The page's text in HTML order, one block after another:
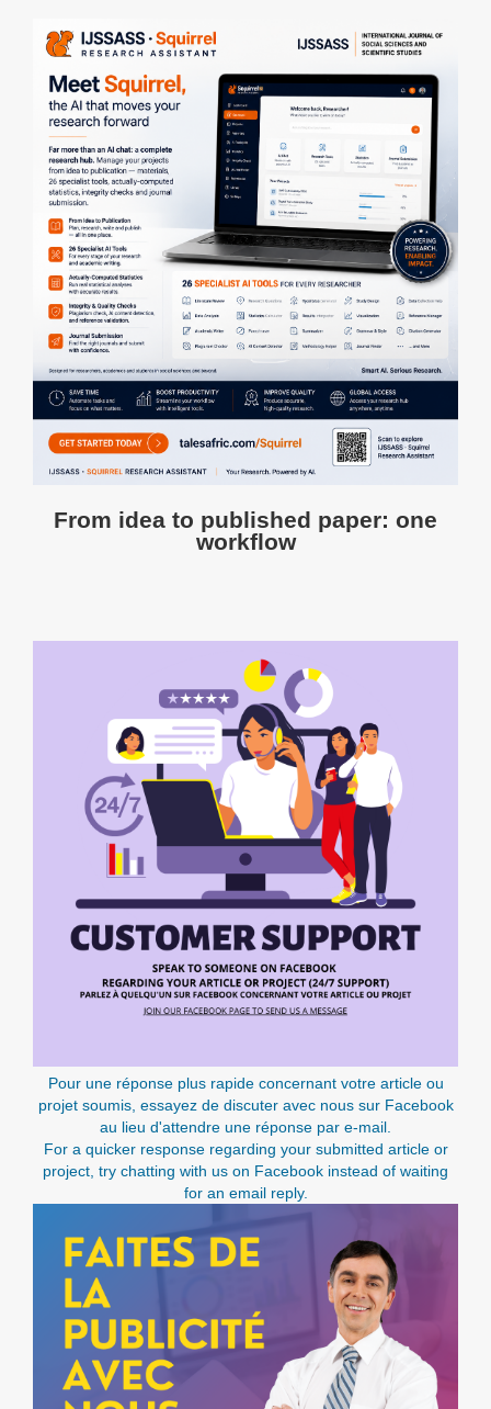
From idea to published paper: one
workflow
Pour une réponse plus rapide concernant votre article ou
projet soumis, essayez de discuter avec nous sur Facebook
au lieu d'attendre une réponse par e-mail.
For a quicker response regarding your submitted article or
project, try chatting with us on Facebook instead of waiting
for an email reply.